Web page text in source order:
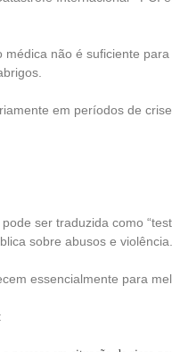
médica não é suficiente
em períodos de
ser traduzida como
sobre abusos e violência.
essencialmente para